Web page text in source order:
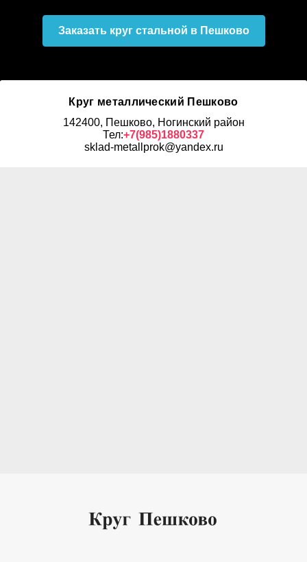
Заказать круг стальной в Пешково
Круг металлический Пешково
142400, Пешково, Ногинский район
Тел:+7(985)1880337
sklad-metallprok@yandex.ru